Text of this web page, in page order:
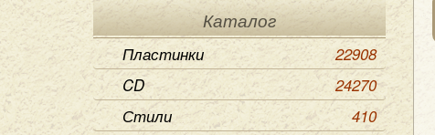
Каталог
Пластинки
22908
CD
24270
Стили
410